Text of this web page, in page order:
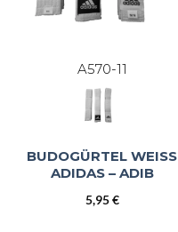
A570-11
BUDOGÜRTEL WEISS A
DIDAS – ADIB
5,95€